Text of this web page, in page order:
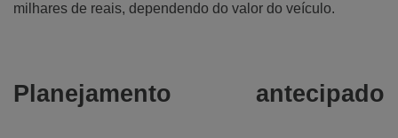
milhares de reais, dependendo do valor do veículo.
Planejamento antecipado